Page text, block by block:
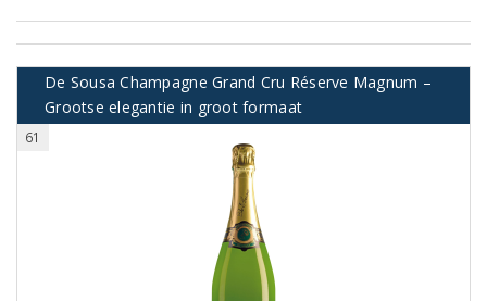
De Sousa Champagne Grand Cru Réserve Magnum –
Grootse elegantie in groot formaat
61